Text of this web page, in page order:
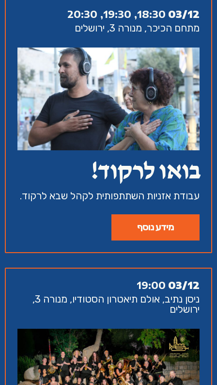
03/12
18:30, 19:30, 20:30
מתחם הכיכר, מנורה 3, ירושלים
בואו לרקוד!
עבודת אזניות השתתפותית לקהל שבא לרקוד.
מידע נוסף
03/12
19:00
ניסן נתיב, אולם תיאטרון הסטודיו, מנורה 3,
ירושלים